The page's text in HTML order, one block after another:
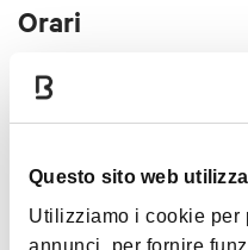
Questo sito web
Utilizziamo i cookie per
annunci, per fornire
Il tour guidato ti condurrà
decenni, svelandoti storie
Passeggiando tra
storiche ricreate e
Orari
Sabato
Domenica
periodo di validità: tutto